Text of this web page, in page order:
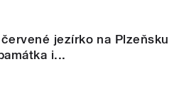
jezírko na Plzeňsku
i...